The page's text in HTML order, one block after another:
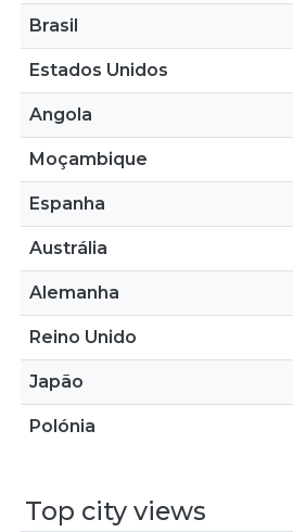
Brasil
Estados Unidos
Angola
Moçambique
Espanha
Austrália
Alemanha
Reino Unido
Japão
Polónia
Top city views